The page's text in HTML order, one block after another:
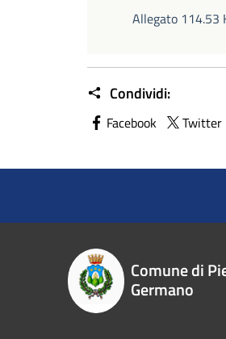
Allegato 114.53
Condividi:
Facebook Twitter
Comune di
Germano